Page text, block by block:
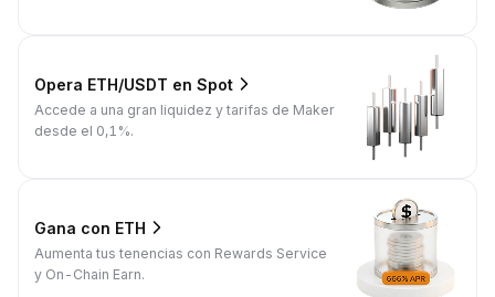
Opera ETH/USDT en Spot
Accede a una gran liquidez y tarifas de Maker
desde el 0,1%.
Gana con ETH
Aumenta tus tenencias con Rewards Service
y On-Chain Earn.